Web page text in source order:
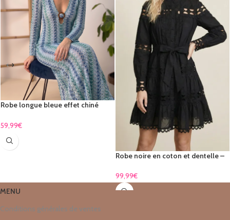
Robe longue bleue effet chiné
59,99€
Robe noire en coton et dentelle –
new
99,99€
MENU
Conditions générales de ventes